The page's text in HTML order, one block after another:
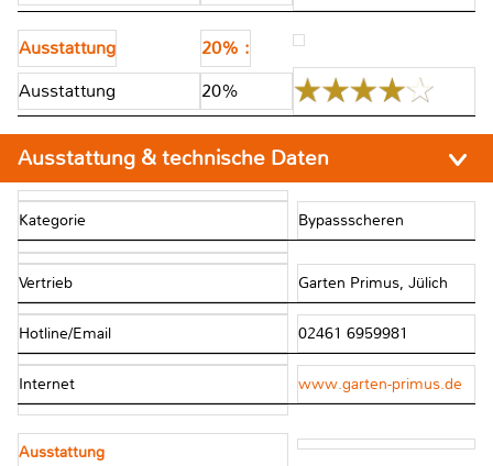
Ausstattung
20% :
Ausstattung
20%
Ausstattung & technische Daten
Kategorie Bypassscheren
Vertrieb Garten Primus, Jülich
Hotline/Email 02461 6959981
Internet www.garten-primus.de
Ausstattung